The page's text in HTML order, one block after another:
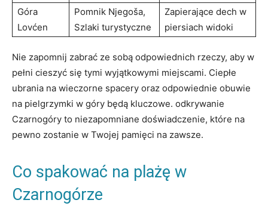
Góra
Lovćen
Pomnik Njegoša,
Szlaki turystyczne
Zapierające dech w
piersiach ⁢widoki
Nie zapomnij zabrać ze sobą odpowiednich rzeczy, aby w
​pełni cieszyć się tymi​ wyjątkowymi miejscami. Ciepłe
ubrania na wieczorne spacery oraz odpowiednie obuwie
na pielgrzymki w góry będą kluczowe. odkrywanie
Czarnogóry to niezapomniane doświadczenie, które na
pewno zostanie w Twojej pamięci na zawsze.
Co spakować na plażę w
Czarnogórze